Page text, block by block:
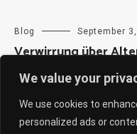
We value your
We use cookies to
personalized ads or
Blog September
Verwirrung über